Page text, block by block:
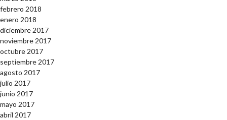
febrero 2018
enero 2018
diciembre 2017
noviembre 2017
octubre 2017
septiembre 2017
agosto 2017
julio 2017
junio 2017
mayo 2017
abril 2017